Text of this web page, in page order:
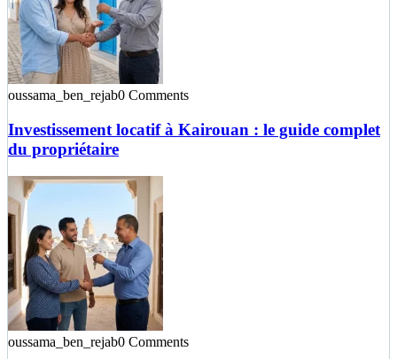
oussama_ben_rejab0 Comments
Investissement locatif à Kairouan : le guide complet
du propriétaire
oussama_ben_rejab0 Comments